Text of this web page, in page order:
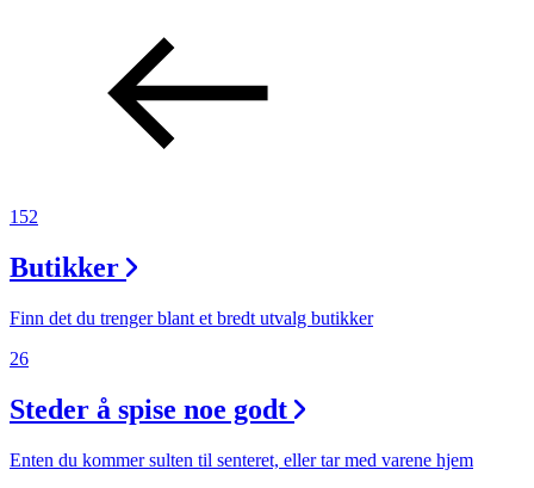
152
Butikker
Finn det du trenger blant et bredt utvalg butikker
26
Steder å spise noe godt
Enten du kommer sulten til senteret, eller tar med varene hjem